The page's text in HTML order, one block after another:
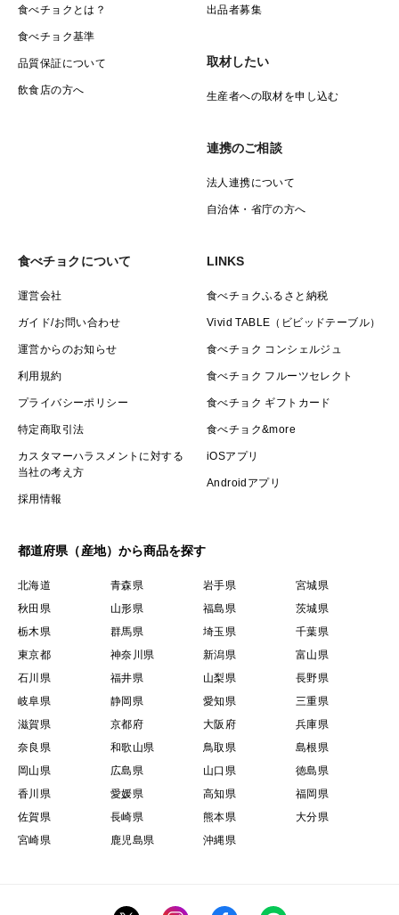
理解頂けますと幸いに存じます。
採れたてをお届け
食べチョクとは？
食べチョク基準
品質保証について
飲食店の方へ
出品者募集
取材したい
生産者への取材を申し込む
連携のご相談
法人連携について
自治体・省庁の方へ
食べチョクについて
運営会社
ガイド/お問い合わせ
運営からのお知らせ
利用規約
プライバシーポリシー
特定商取引法
カスタマーハラスメントに対する
当社の考え方
採用情報
LINKS
食べチョクふるさと納税
Vivid TABLE（ビビッドテーブル）
食べチョク コンシェルジュ
食べチョク フルーツセレクト
食べチョク ギフトカード
食べチョク&more
iOSアプリ
Androidアプリ
都道府県（産地）から商品を探す
北海道 青森県 岩手県
宮城県
秋田県
山形県 福島県
茨城県
栃木県
群馬県 埼玉県
千葉県
東京都
神奈川県 新潟県
富山県
石川県
福井県 山梨県
長野県
岐阜県
静岡県 愛知県
三重県
滋賀県
京都府 大阪府
兵庫県
奈良県
和歌山県 鳥取県
島根県
岡山県
広島県 山口県
徳島県
香川県
愛媛県 高知県
福岡県
佐賀県
長崎県 熊本県
大分県
宮崎県
鹿児島県 沖縄県